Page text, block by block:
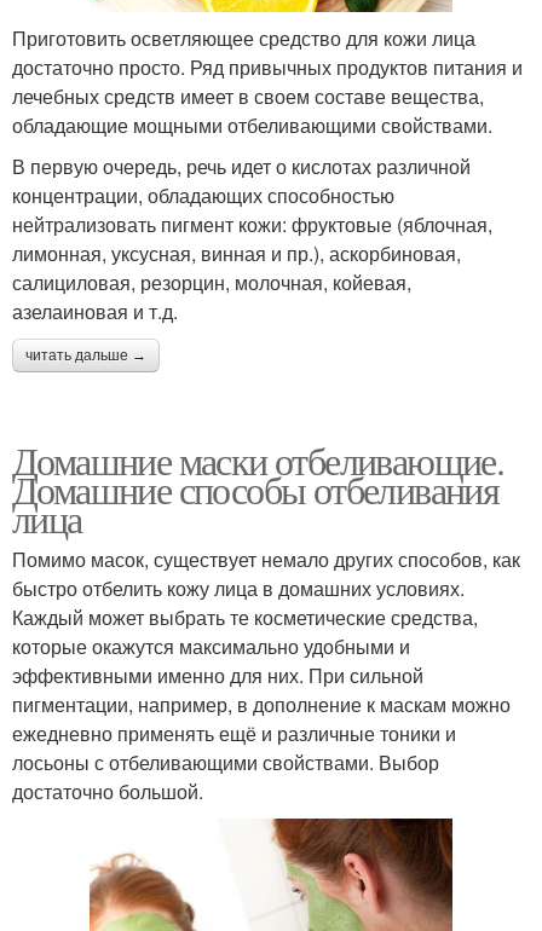
Приготовить осветляющее средство для кожи лица
достаточно просто. Ряд привычных продуктов питания и
лечебных средств имеет в своем составе вещества,
обладающие мощными отбеливающими свойствами.
В первую очередь, речь идет о кислотах различной
концентрации, обладающих способностью
нейтрализовать пигмент кожи: фруктовые (яблочная,
лимонная, уксусная, винная и пр.), аскорбиновая,
салициловая, резорцин, молочная, койевая,
азелаиновая и т.д.
читать дальше →
Домашние маски отбеливающие.
Домашние способы отбеливания
лица
Помимо масок, существует немало других способов, как
быстро отбелить кожу лица в домашних условиях.
Каждый может выбрать те косметические средства,
которые окажутся максимально удобными и
эффективными именно для них. При сильной
пигментации, например, в дополнение к маскам можно
ежедневно применять ещё и различные тоники и
лосьоны с отбеливающими свойствами. Выбор
достаточно большой.